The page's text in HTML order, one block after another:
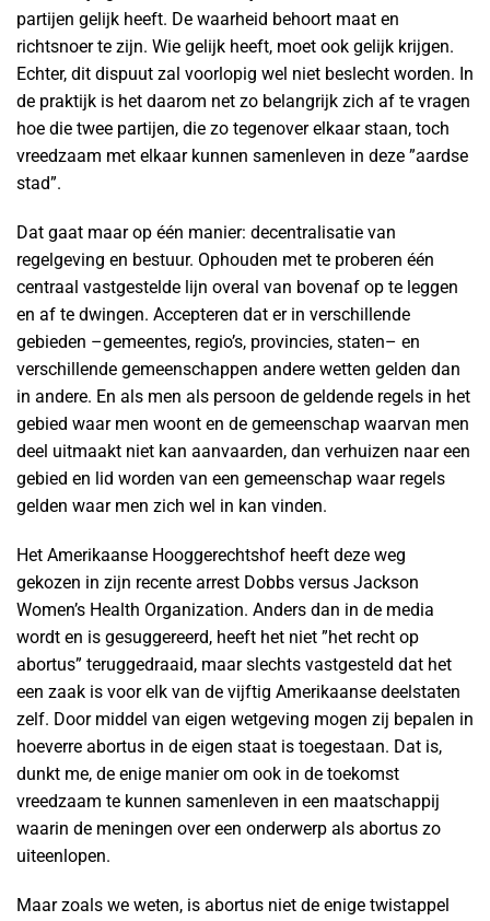
partijen gelijk heeft. De waarheid behoort maat en
richtsnoer te zijn. Wie gelijk heeft, moet ook gelijk krijgen.
Echter, dit dispuut zal voorlopig wel niet beslecht worden. In
de praktijk is het daarom net zo belangrijk zich af te vragen
hoe die twee partijen, die zo tegenover elkaar staan, toch
vreedzaam met elkaar kunnen samenleven in deze ”aardse
stad”.
Dat gaat maar op één manier: decentralisatie van
regelgeving en bestuur. Ophouden met te proberen één
centraal vastgestelde lijn overal van bovenaf op te leggen
en af te dwingen. Accepteren dat er in verschillende
gebieden –gemeentes, regio’s, provincies, staten– en
verschillende gemeenschappen andere wetten gelden dan
in andere. En als men als persoon de geldende regels in het
gebied waar men woont en de gemeenschap waarvan men
deel uitmaakt niet kan aanvaarden, dan verhuizen naar een
gebied en lid worden van een gemeenschap waar regels
gelden waar men zich wel in kan vinden.
Het Amerikaanse Hooggerechtshof heeft deze weg
gekozen in zijn recente arrest Dobbs versus Jackson
Women’s Health Organization. Anders dan in de media
wordt en is gesuggereerd, heeft het niet ”het recht op
abortus” teruggedraaid, maar slechts vastgesteld dat het
een zaak is voor elk van de vijftig Amerikaanse deelstaten
zelf. Door middel van eigen wetgeving mogen zij bepalen in
hoeverre abortus in de eigen staat is toegestaan. Dat is,
dunkt me, de enige manier om ook in de toekomst
vreedzaam te kunnen samenleven in een maatschappij
waarin de meningen over een onderwerp als abortus zo
uiteenlopen.
Maar zoals we weten, is abortus niet de enige twistappel